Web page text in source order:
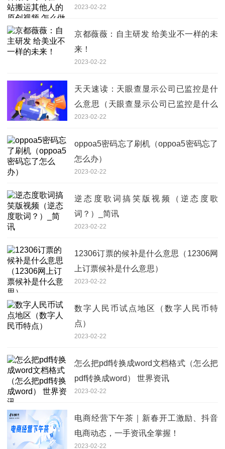
对）_全球聚焦
2023-02-22
京都薇薇：自主研发 给美业不一样的未
来！
2023-02-22
天天速读：天眼查显示公司已监控是什
么意思（天眼查显示公司已监控是什么
意思）
2023-02-22
oppoa5密码忘了刷机（oppoa5密码忘了
怎么办）
2023-02-22
逆态度歌词搞笑版视频（逆态度歌
词？）_简讯
2023-02-22
12306订票的候补是什么意思（12306网
上订票候补是什么意思）
2023-02-22
数字人民币试点地区（数字人民币特
点）
2023-02-22
怎么把pdf转换成word文档格式（怎么把
pdf转换成word） 世界资讯
2023-02-22
电商经营下午茶｜新春开工激励、抖音
电商动态，一手资讯全掌握！
2023-02-22